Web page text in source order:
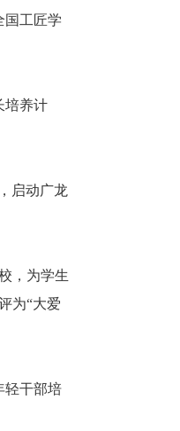
工匠学
培养计
启动广龙
，为学生
为“大爱
轻干部培